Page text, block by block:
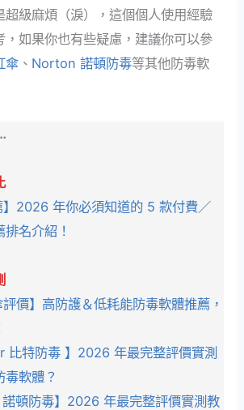
超級麻煩（淚），這個個人使用經驗
，如果你也有些疑慮，建議你可以參
傘 、 Norton 諾頓防毒等其他防毒軟
】2026 年你必須知道的 5 款付費／
名介紹！
評價】高防護＆低耗能防毒軟體推薦，
比特防毒 】2026 年最完整評價實測
軟體？
頓防毒】2026 年最完整評價實測教